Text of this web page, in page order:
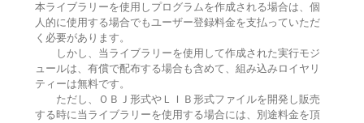
本ライブラリーを使用しプログラムを作成される場合は、個
人的に使用する場合でもユーザー登録料金を支払っていただ
く必要があります。
しかし、当ライブラリーを使用して作成された実行モジ
ュールは、有償で配布する場合も含めて、組み込みロイヤリ
ティーは無料です。
ただし、ＯＢＪ形式やＬＩＢ形式ファイルを開発し販売
する時に当ライブラリーを使用する場合には、別途料金を頂